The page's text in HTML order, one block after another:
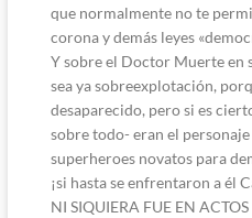
que normalmente no te
corona y demás leyes
Y sobre el Doctor Muerte en
sea ya sobreexplotación,
desaparecido, pero si es
sobre todo- eran el
superheroes novatos para
¡si hasta se enfrentaron a él
NI SIQUIERA FUE EN